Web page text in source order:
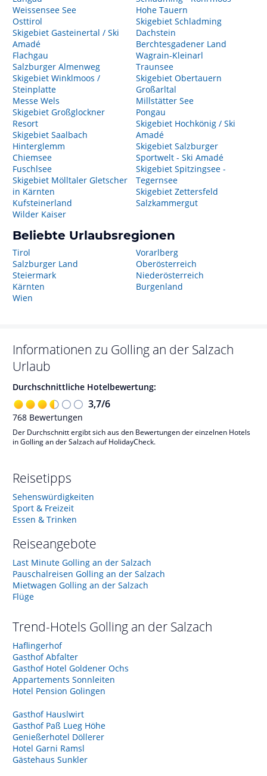
Weissensee See
Osttirol
Skigebiet Gasteinertal / Ski
Amadé
Flachgau
Salzburger Almenweg
Skigebiet Winklmoos /
Steinplatte
Messe Wels
Skigebiet Großglockner
Resort
Skigebiet Saalbach
Hinterglemm
Chiemsee
Fuschlsee
Skigebiet Mölltaler Gletscher
in Kärnten
Kufsteinerland
Wilder Kaiser
Hohe Tauern
Skigebiet Schladming
Dachstein
Berchtesgadener Land
Wagrain-Kleinarl
Traunsee
Skigebiet Obertauern
Großarltal
Millstätter See
Pongau
Skigebiet Hochkönig / Ski
Amadé
Skigebiet Salzburger
Sportwelt - Ski Amadé
Skigebiet Spitzingsee -
Tegernsee
Skigebiet Zettersfeld
Salzkammergut
Beliebte Urlaubsregionen
Tirol
Salzburger Land
Steiermark
Kärnten
Wien
Vorarlberg
Oberösterreich
Niederösterreich
Burgenland
Informationen zu Golling an der Salzach
Urlaub
Durchschnittliche Hotelbewertung:
3,7/6
768 Bewertungen
Der Durchschnitt ergibt sich aus den Bewertungen der einzelnen Hotels
in Golling an der Salzach auf HolidayCheck.
Reisetipps
Sehenswürdigkeiten
Sport & Freizeit
Essen & Trinken
Reiseangebote
Last Minute Golling an der Salzach
Pauschalreisen Golling an der Salzach
Mietwagen Golling an der Salzach
Flüge
Trend-Hotels Golling an der Salzach
Haflingerhof
Gasthof Abfalter
Gasthof Hotel Goldener Ochs
Appartements Sonnleiten
Hotel Pension Golingen
Gasthof Hauslwirt
Gasthof Paß Lueg Höhe
Genießerhotel Döllerer
Hotel Garni Ramsl
Gästehaus Sunkler